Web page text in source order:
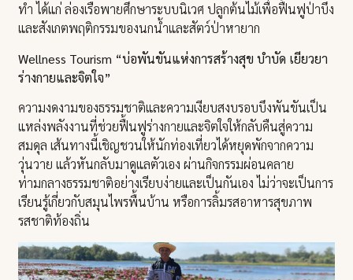
ทำ ได้แก่ ล่องเรือพายศึกษาระบบนิเวศ ปลูกต้นไม้เพื่อฟื้นฟูป่าบึง
และสังเกตพฤติกรรมของนกน้ำและสัตว์ป่าหายาก
Wellness Tourism “บ่อพันขันแห่งการสร้างสุข บำบัด เยียวยา
ร่างกายและจิตใจ”
ความงดงามของธรรมชาติและความเงียบสงบรอบบึงพันขันเป็น
แหล่งพลังงานที่ช่วยฟื้นฟูร่างกายและจิตใจให้กลับคืนสู่ความ
สมดุล เส้นทางนี้เชิญชวนให้นักท่องเที่ยวได้หยุดพักจากความ
วุ่นวาย แล้วหันกลับมาดูแลตัวเอง ผ่านกิจกรรมผ่อนคลาย
ท่ามกลางธรรมชาติอย่างเรียบง่ายและเป็นกันเอง ไม่ว่าจะเป็นการ
เรียนรู้เกี่ยวกับสมุนไพรพื้นบ้าน หรือการลิ้มรสอาหารสุขภาพ
รสชาติท้องถิ่น